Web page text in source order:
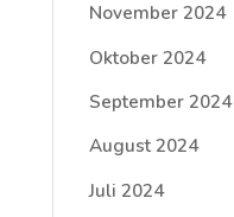
November 2024
Oktober 2024
September 2024
August 2024
Juli 2024